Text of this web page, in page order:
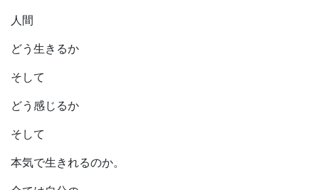
人間
どう生きるか
そして
どう感じるか
そして
本気で生きれるのか。